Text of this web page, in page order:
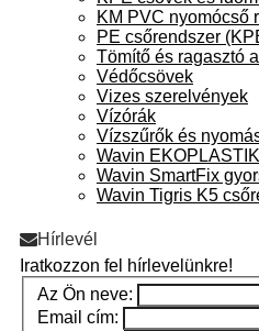
KM PVC nyomócső
PE csőrendszer
Tömítő és ragasztó
Védőcsövek
Vizes szerelvények
Vízórák
Vízszűrők és
Wavin
Wavin SmartFix
Wavin Tigris K5
Hírlevél
Iratkozzon fel hírlevelünkre!
Az Ön neve:
Email cím: